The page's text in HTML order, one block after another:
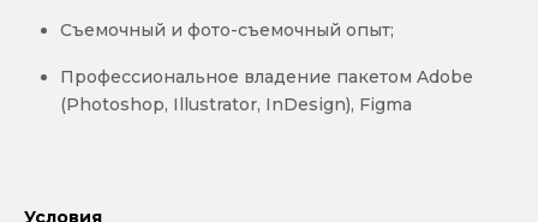
Съемочный и фото-съемочный опыт;
Профессиональное владение пакетом Adobe
(Photoshop, Illustrator, InDesign), Figma
Условия